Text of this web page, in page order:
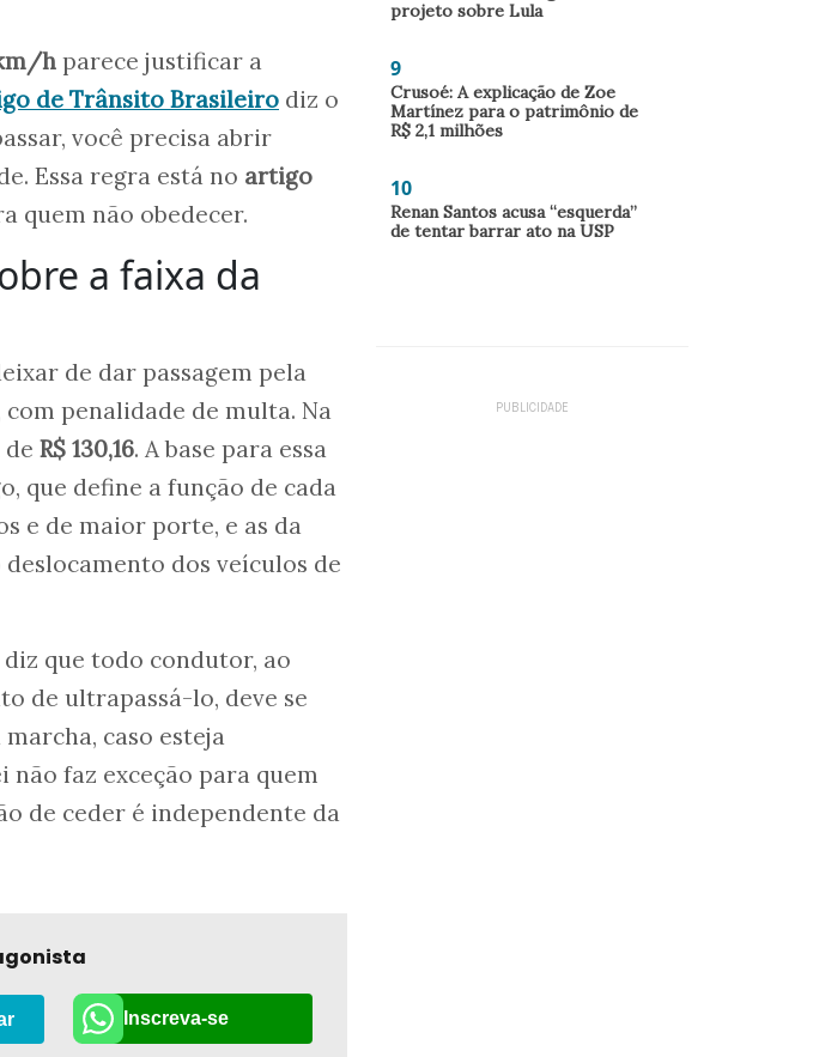
h parece justificar a
de Trânsito Brasileiro diz o
você precisa abrir
Essa regra está no artigo
quem não obedecer.
a faixa da
de dar passagem pela
penalidade de multa. Na
R$ 130,16. A base para essa
que define a função de cada
e de maior porte, e as da
dos veículos de
que todo condutor, ao
de ultrapassá-lo, deve se
caso esteja
não faz exceção para quem
de ceder é independente da
Inscreva-se
projeto sobre Lula
9
Crusoé: A explicação de Zoe
Martínez para o patrimônio de
R$ 2,1 milhões
10
Renan Santos acusa “esquerda”
de tentar barrar ato na USP